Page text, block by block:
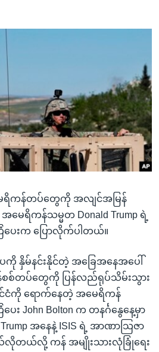
လက်များ
ရိကန်တပ်တွေကို အလျင်အမြန်
ေရိကန်သမ္မတ Donald Trump ရဲ့
ပေးက ပြောလိုက်ပါတယ်။
ကို နှိမ်နင်းနိုင်တဲ့ အခြေအနေအပေါ်
စ်တပ်တွေကို ပြန်လည်ရုပ်သိမ်းသွား
င်ငံကို ရောက်နေတဲ့ အမေရိကန်
း John Bolton က တနင်္ဂနွေနေ့မှာ
အနေနဲ့ ISIS ရဲ့ အာဏာသြဇာ
လိုတယ်လို့ ကန် အမျိုးသားလုံခြုံရေး